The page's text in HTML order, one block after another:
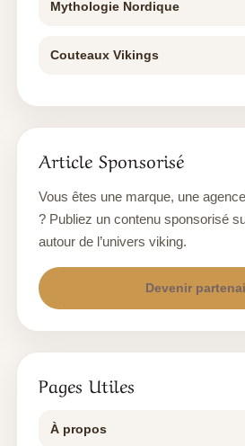
Mythologie Nordique
Couteaux Vikings
Article Sponsorisé
Vous êtes une marque, une
? Publiez un contenu sponsorisé
autour de l’univers viking.
Devenir
Pages Utiles
À propos